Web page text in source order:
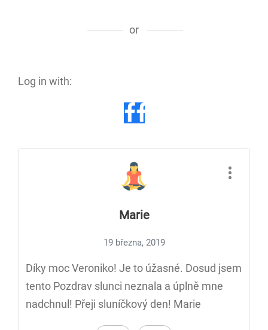
or
Log in with:
Marie
19 března, 2019
Díky moc Veroniko! Je to úžasné. Dosud jsem
tento Pozdrav slunci neznala a úplně mne
nadchnul! Přeji sluníčkový den! Marie